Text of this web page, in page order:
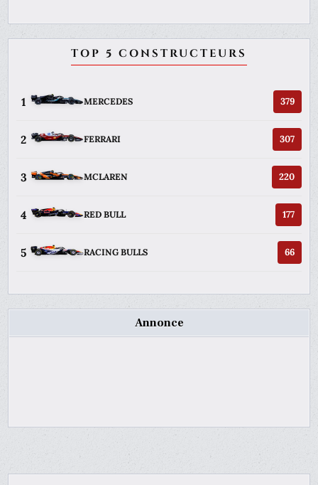
TOP 5 CONSTRUCTEURS
1 MERCEDES 379
2 FERRARI 307
3 MCLAREN 220
4 RED BULL 177
5 RACING BULLS 66
Annonce